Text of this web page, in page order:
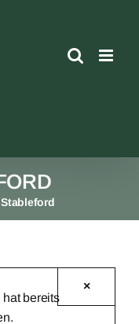
Stableford
bereits
×